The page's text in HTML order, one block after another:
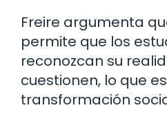
Freire argumenta
permite que los
reconozcan su
cuestionen, lo que
transformación